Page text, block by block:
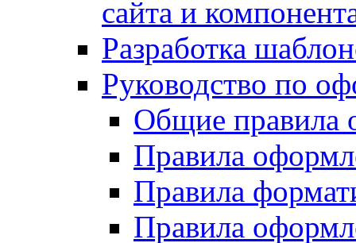
сайта и
Разработка
Руководство по
Общие правила
Правила
Правила
Правила